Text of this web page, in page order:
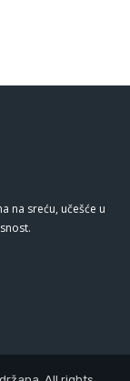
na sreću, učešće u